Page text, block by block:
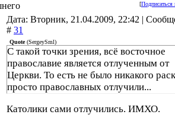
[Подписаться
Дата: Вторник, 21.04.2009, 22:42 |
# 31
Quote(SergeySml)
С такой точки зрения, всё восточное
православие является отлученным от
Церкви. То есть не было никакого
просто православных отлучили...
Католики сами отлучились. ИМХО.